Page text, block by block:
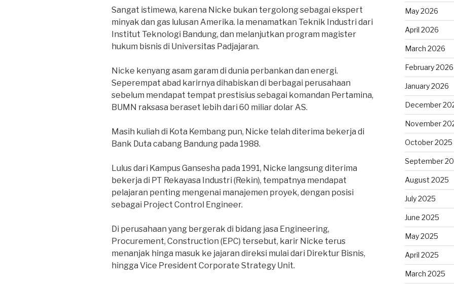
Sangat istimewa, karena Nicke bukan tergolong sebagai ekspert
minyak dan gas lulusan Amerika. Ia menamatkan Teknik Industri dari
Institut Teknologi Bandung, dan melanjutkan program magister
hukum bisnis di Universitas Padjajaran.
Nicke kenyang asam garam di dunia perbankan dan energi.
Seperempat abad karirnya dihabiskan di berbagai perusahaan
sebelum mendapat tempat prestisius sebagai komandan Pertamina,
BUMN raksasa beraset lebih dari 60 miliar dolar AS.
Masih kuliah di Kota Kembang pun, Nicke telah diterima bekerja di
Bank Duta cabang Bandung pada 1988.
Lulus dari Kampus Gansesha pada 1991, Nicke langsung diterima
bekerja di PT Rekayasa Industri (Rekin), tempatnya mendapat
pelajaran penting mengenai manajemen proyek, dengan posisi
sebagai Project Control Engineer.
Di perusahaan yang bergerak di bidang jasa Engineering,
Procurement, Construction (EPC) tersebut, karir Nicke terus
menanjak hinga masuk ke jajaran direksi mulai dari Direktur Bisnis,
hingga Vice President Corporate Strategy Unit.
May 2026
April 2026
March 2026
February 2026
January 2026
December
November
October 2025
September
August 2025
July 2025
June 2025
May 2025
April 2025
March 2025